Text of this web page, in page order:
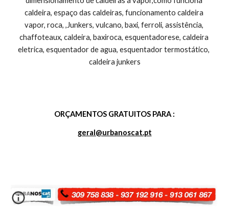
ORÇAMENTOS GRATUITOS PARA :
geral@urbanoscat.pt